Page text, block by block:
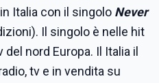
Italia con il singolo Never
Il singolo è nelle hit
nord Europa. Il Italia il
tv e in vendita su